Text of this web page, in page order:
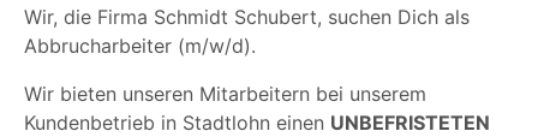
Wir, die Firma Schmidt Schubert, suchen Dich als
Abbrucharbeiter (m/w/d).
Wir bieten unseren Mitarbeitern bei unserem
Kundenbetrieb in Stadtlohn einen UNBEFRISTETEN